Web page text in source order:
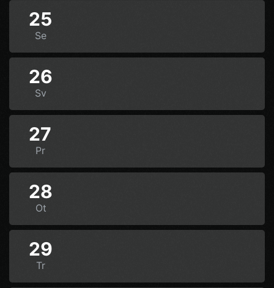
25
Se
26
Sv
27
Pr
28
Ot
29
Tr